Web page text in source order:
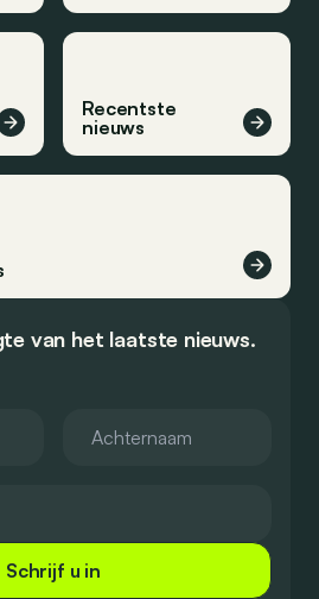
Recentste
nieuws
van het laatste nieuws.
Schrijf u in